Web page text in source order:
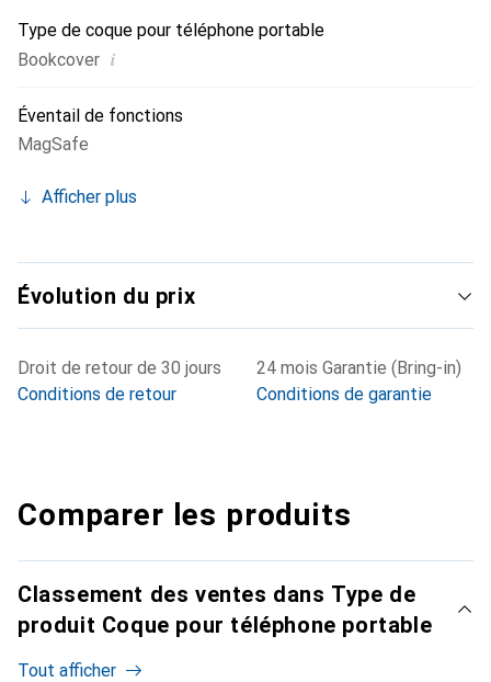
Type de coque pour téléphone portable
Bookcover i
Éventail de fonctions
MagSafe
Afficher plus
Évolution du prix
Droit de retour de 30 jours
Conditions de retour
24 mois Garantie (Bring-in)
Conditions de garantie
Comparer les produits
Classement des ventes dans Type de
produit Coque pour téléphone portable
Tout afficher